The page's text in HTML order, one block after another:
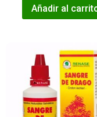
Añadir al